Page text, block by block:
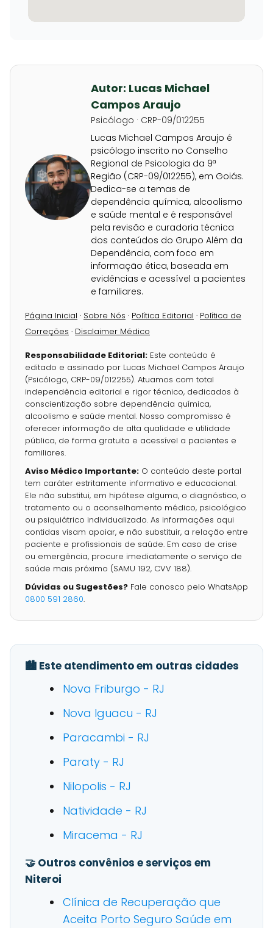
Autor: Lucas Michael
Campos Araujo
Psicólogo · CRP-09/012255
Lucas Michael Campos Araujo é
psicólogo inscrito no Conselho
Regional de Psicologia da 9ª
Região (CRP-09/012255), em Goiás.
Dedica-se a temas de
dependência química, alcoolismo
e saúde mental e é responsável
pela revisão e curadoria técnica
dos conteúdos do Grupo Além da
Dependência, com foco em
informação ética, baseada em
evidências e acessível a pacientes
e familiares.
Página Inicial · Sobre Nós · Política Editorial · Política de
Correções · Disclaimer Médico
Responsabilidade Editorial: Este conteúdo é
editado e assinado por Lucas Michael Campos Araujo
(Psicólogo, CRP-09/012255). Atuamos com total
independência editorial e rigor técnico, dedicados à
conscientização sobre dependência química,
alcoolismo e saúde mental. Nosso compromisso é
oferecer informação de alta qualidade e utilidade
pública, de forma gratuita e acessível a pacientes e
familiares.
Aviso Médico Importante: O conteúdo deste portal
tem caráter estritamente informativo e educacional.
Ele não substitui, em hipótese alguma, o diagnóstico, o
tratamento ou o aconselhamento médico, psicológico
ou psiquiátrico individualizado. As informações aqui
contidas visam apoiar, e não substituir, a relação entre
paciente e profissionais de saúde. Em caso de crise
ou emergência, procure imediatamente o serviço de
saúde mais próximo (SAMU 192, CVV 188).
Dúvidas ou Sugestões? Fale conosco pelo WhatsApp
0800 591 2860.
🏙️ Este atendimento em outras cidades
Nova Friburgo - RJ
Nova Iguacu - RJ
Paracambi - RJ
Paraty - RJ
Nilopolis - RJ
Natividade - RJ
Miracema - RJ
🤝 Outros convênios e serviços em
Niteroi
Clínica de Recuperação que
Aceita Porto Seguro Saúde em